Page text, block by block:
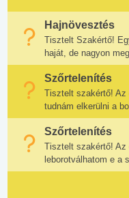
Hajnövesztés
Tisztelt Szakértő!
haját, de nagyon
Szőrtelenítés
Tisztelt szakértő! Az
tudnám elkerülni a
Szőrtelenítés
Tisztelt szakértő! Az
leborotválhatom e a